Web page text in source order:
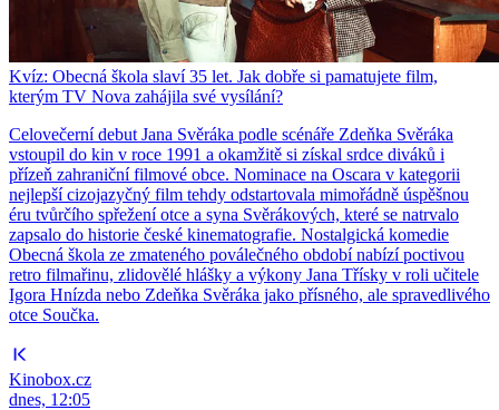
Kvíz: Obecná škola slaví 35 let. Jak dobře si pamatujete film,
kterým TV Nova zahájila své vysílání?
Celovečerní debut Jana Svěráka podle scénáře Zdeňka Svěráka
vstoupil do kin v roce 1991 a okamžitě si získal srdce diváků i
přízeň zahraniční filmové obce. Nominace na Oscara v kategorii
nejlepší cizojazyčný film tehdy odstartovala mimořádně úspěšnou
éru tvůrčího spřežení otce a syna Svěrákových, které se natrvalo
zapsalo do historie české kinematografie. Nostalgická komedie
Obecná škola ze zmateného poválečného období nabízí poctivou
retro filmařinu, zlidovělé hlášky a výkony Jana Třísky v roli učitele
Igora Hnízda nebo Zdeňka Svěráka jako přísného, ale spravedlivého
otce Součka.
Kinobox.cz
dnes, 12:05